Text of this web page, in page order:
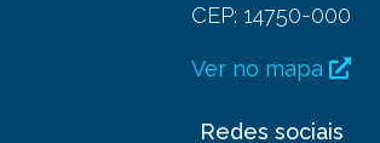
CEP: 14750-000
Ver no mapa
Redes sociais